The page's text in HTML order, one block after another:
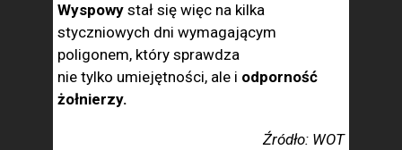
Wyspowy stał się więc na kilka
styczniowych dni wymagającym
poligonem, który sprawdza
nie tylko umiejętności, ale i odporność
żołnierzy.
Źródło: WOT